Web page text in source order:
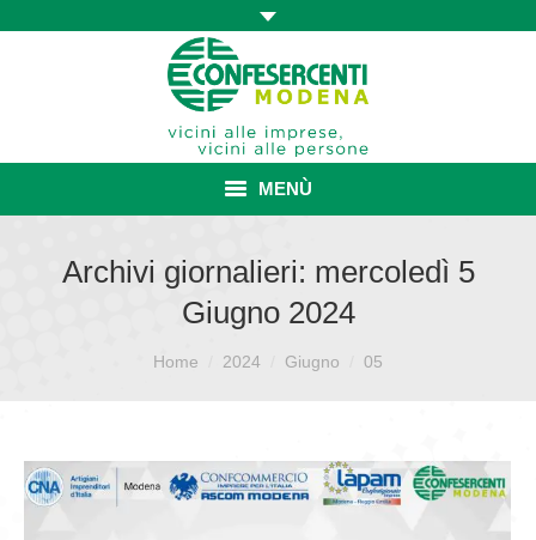
MENÙ
ASSOCIAZIONE
ISCRIZIONE E VANTAGGI
CATEGORIE SINDACALI
Archivi giornalieri: mercoledì 5
Giugno 2024
Home 2024 Giugno 05